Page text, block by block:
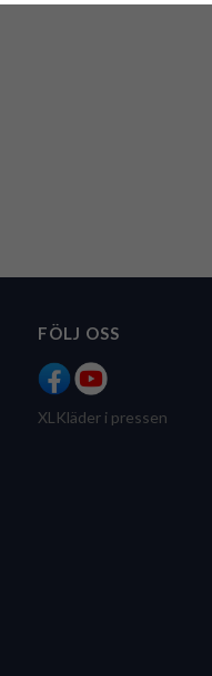
FÖLJ OSS
XLKläder i pressen